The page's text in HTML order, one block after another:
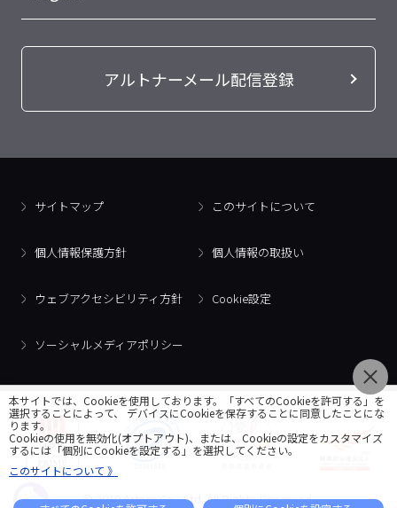
アルトナーメール配信登録
サイトマップ このサイトについて
個人情報保護方針 個人情報の取扱い
ウェブアクセシビリティ方針 Cookie設定
ソーシャルメディアポリシー
© 2018 Artner Co., Ltd. All Rights Reserved.
本サイトでは、Cookieを使用しております。「すべてのCookieを許可する」を
選択することによって、 デバイスにCookieを保存することに同意したことにな
ります。
Cookieの使用を無効化(オプトアウト)、または、Cookieの設定をカスタマイズ
するには「個別にCookieを設定する」を選択してください。
このサイトについて 》